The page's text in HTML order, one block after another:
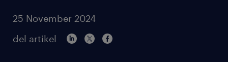
25 November 2024
del artikel